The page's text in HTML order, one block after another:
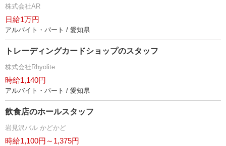
株式会社AR
日給1万円
アルバイト・パート / 愛知県
トレーディングカードショップのスタッフ
株式会社Rhyolite
時給1,140円
アルバイト・パート / 愛知県
飲食店のホールスタッフ
見沢バル かどかど
時給1,100円～1,375円